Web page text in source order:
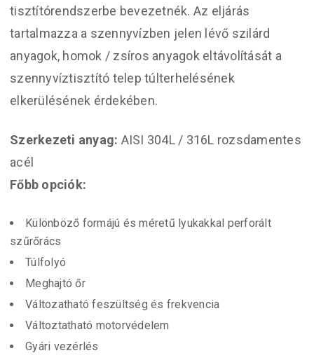
tisztítórendszerbe bevezetnék. Az eljárás
tartalmazza a szennyvízben jelen lévő szilárd
anyagok, homok / zsíros anyagok eltávolítását a
szennyvíztisztító telep túlterhelésének
elkerülésének érdekében.
Szerkezeti anyag: AISI 304L / 316L rozsdamentes
acél
Főbb opciók:
Különböző formájú és méretű lyukakkal perforált
szűrőrács
Túlfolyó
Meghajtó őr
Változatható feszültség és frekvencia
Változtatható motorvédelem
Gyári vezérlés